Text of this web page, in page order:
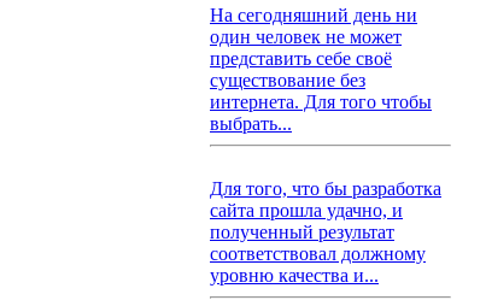
На сегодняшний день ни
один человек не может
представить себе своё
существование без
интернета. Для того чтобы
выбрать...
Для того, что бы разработка
сайта прошла удачно, и
полученный результат
соответствовал должному
уровню качества и...